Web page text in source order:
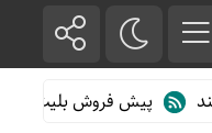
پیش فروش بلیت قطارهای